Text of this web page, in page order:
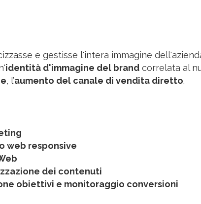
e gestisse l'intera immagine
identità d'immagine del brand correlata al
, l’aumento del canale di vendita diretto.
web responsive
dei contenuti
obiettivi e monitoraggio conversioni